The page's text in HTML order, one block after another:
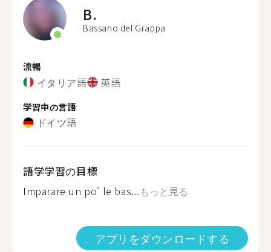
B.
Bassano del Grappa
流暢
イタリア語 英語
学習中の言語
ドイツ語
語学学習の目標
Imparare un po' le bas... もっと見る
アプリをダウンロードする